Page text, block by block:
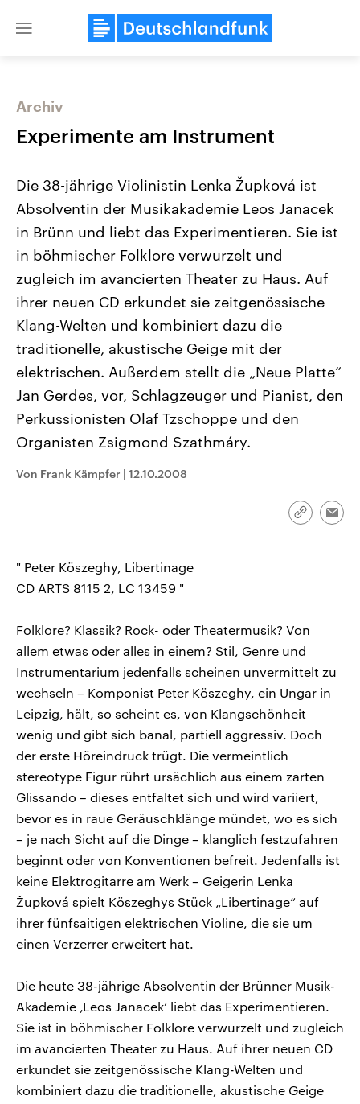
Close
Landtagswahl Sachsen-Anhalt
2026
Alle Informationen
Sachsen-Anhalt wählt am 6.
September 2026 einen neuen
Landtag. Seit 2021 wird das
Bundesland von einer Koalition aus
CDU, SPD und FDP regiert.-
Wahlprogramme, aktuelle Berichte
und Kandidaten der anstehenden
Wahl.
USA
Aktuelle Beiträge,
Hintergründe
Wirtschaftlich und
gehören die Vereinigten
den mächtigsten Ländern
mit großem Einfluss auf
aktuelle Weltgeschehen.
Programm Podcasts
Audio-Archiv
Archiv
Experimente am Instrument
Die 38-jährige Violinistin Lenka Župková ist
Absolventin der Musikakademie Leos Janacek
in Brünn und liebt das Experimentieren. Sie ist
in böhmischer Folklore verwurzelt und
zugleich im avancierten Theater zu Haus. Auf
ihrer neuen CD erkundet sie zeitgenössische
Klang-Welten und kombiniert dazu die
traditionelle, akustische Geige mit der
elektrischen. Außerdem stellt die „Neue Platte“
Jan Gerdes, vor, Schlagzeuger und Pianist, den
Perkussionisten Olaf Tzschoppe und den
Organisten Zsigmond Szathmáry.
Von Frank Kämpfer | 12.10.2008
Link
" Peter Köszeghy, Libertinage
CD ARTS 8115 2, LC 13459 "
Folklore? Klassik? Rock- oder Theatermusik? Von
allem etwas oder alles in einem? Stil, Genre und
Instrumentarium jedenfalls scheinen unvermittelt zu
wechseln – Komponist Peter Köszeghy, ein Ungar in
Leipzig, hält, so scheint es, von Klangschönheit
wenig und gibt sich banal, partiell aggressiv. Doch
der erste Höreindruck trügt. Die vermeintlich
stereotype Figur rührt ursächlich aus einem zarten
Glissando – dieses entfaltet sich und wird variiert,
bevor es in raue Geräuschklänge mündet, wo es sich
– je nach Sicht auf die Dinge – klanglich festzufahren
beginnt oder von Konventionen befreit. Jedenfalls ist
keine Elektrogitarre am Werk – Geigerin Lenka
Župková spielt Köszeghys Stück „Libertinage“ auf
ihrer fünfsaitigen elektrischen Violine, die sie um
einen Verzerrer erweitert hat.
Die heute 38-jährige Absolventin der Brünner Musik-
Akademie ‚Leos Janacek‘ liebt das Experimentieren.
Sie ist in böhmischer Folklore verwurzelt und zugleich
im avancierten Theater zu Haus. Auf ihrer neuen CD
erkundet sie zeitgenössische Klang-Welten und
kombiniert dazu die traditionelle, akustische Geige